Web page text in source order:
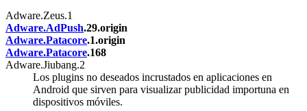
Adware.Zeus.1
Adware.AdPush.29.origin
Adware.Patacore.1.origin
Adware.Patacore.168
Adware.Jiubang.2
Los plugins no deseados incrustados en aplicaciones en
Android que sirven para visualizar publicidad importuna en
dispositivos móviles.